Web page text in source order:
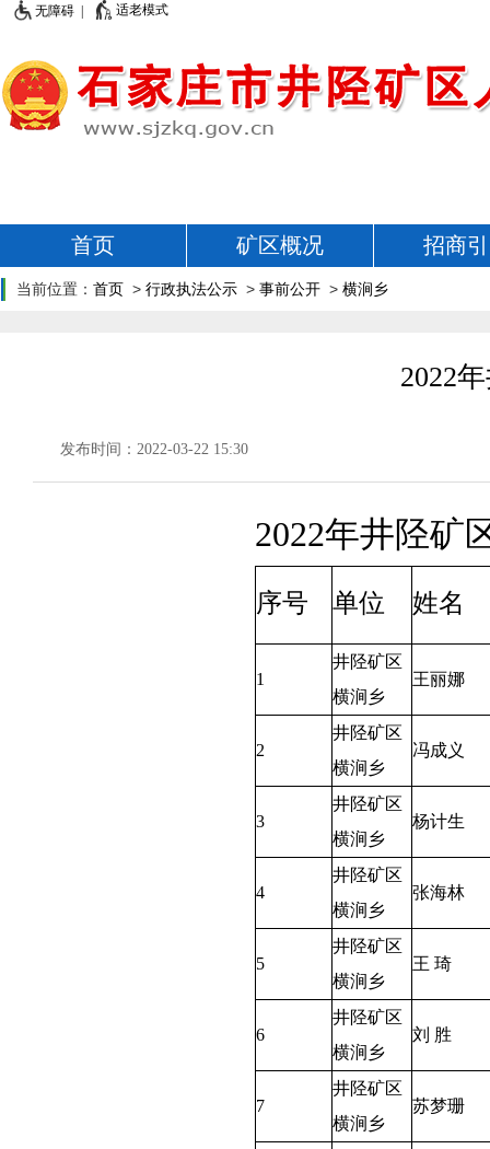
无障碍 | 适老模式
首页 矿区概况 招商
当前位置： 首页 > 行政执法公示 > 事前公开 > 横涧乡
2022
发布时间：2022-03-22 15:30
2022年井陉矿
序号 单位 姓名
1
井陉矿区
横涧乡
王丽娜
2
井陉矿区
横涧乡
冯成义
3
井陉矿区
横涧乡
杨计生
4
井陉矿区
横涧乡
张海林
5
井陉矿区
横涧乡
王 琦
6
井陉矿区
横涧乡
刘 胜
7
井陉矿区
横涧乡
苏梦珊